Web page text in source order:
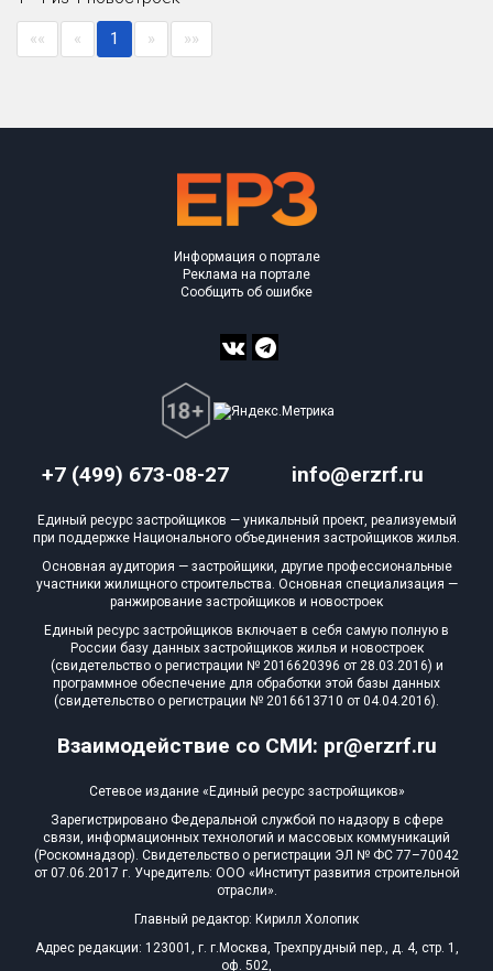
Оценка ЕРЗ ЖК
Рейтинг ЕРЗ
Многоквартирных домов
Блокированных домов
Квартир, апартаментов,
«« « 1 » »»
+7 (499) 673-08-27 info@erzrf.ru
Взаимодействие со СМИ: pr@erzrf.ru
Информация о портале
Реклама на портале
Сообщить об ошибке
Единый ресурс застройщиков — уникальный проект, реализуемый
при поддержке Национального объединения застройщиков жилья.
Основная аудитория — застройщики, другие профессиональные
участники жилищного строительства. Основная специализация —
ранжирование застройщиков и новостроек
Единый ресурс застройщиков включает в себя самую полную в
России базу данных застройщиков жилья и новостроек
(свидетельство о регистрации № 2016620396 от 28.03.2016) и
программное обеспечение для обработки этой базы данных
(свидетельство о регистрации № 2016613710 от 04.04.2016).
Сетевое издание «Единый ресурс застройщиков»
Зарегистрировано Федеральной службой по надзору в сфере
связи, информационных технологий и массовых коммуникаций
(Роскомнадзор). Свидетельство о регистрации ЭЛ № ФС 77–70042
от 07.06.2017 г. Учредитель: ООО «Институт развития строительной
отрасли».
Главный редактор: Кирилл Холопик
Адрес редакции: 123001, г. г.Москва, Трехпрудный пер., д. 4, стр. 1,
оф. 502,